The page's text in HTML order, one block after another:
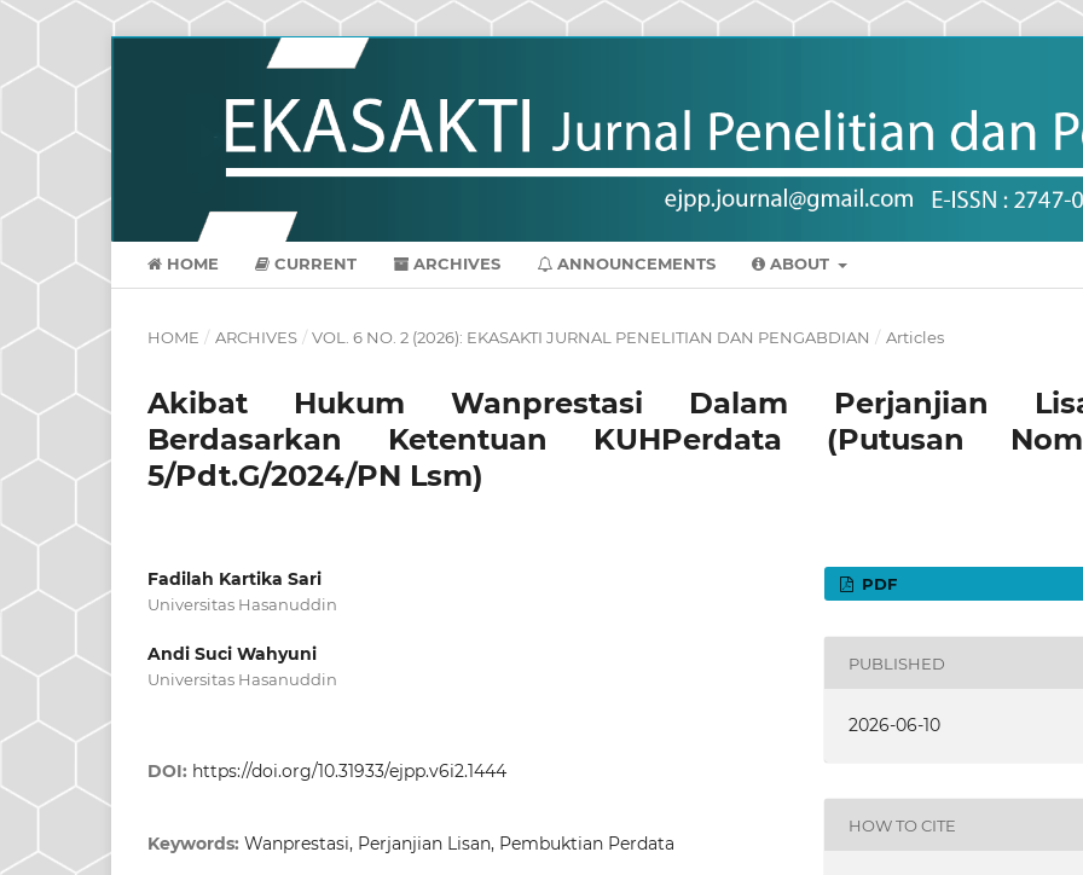
HOME CURRENT ARCHIVES ANNOUNCEMENTS ABOUT
HOME / ARCHIVES / VOL. 6 NO. 2 (2026): EKASAKTI JURNAL PENELITIAN DAN PENGABDIAN / Articles
Akibat Hukum Wanprestasi Dalam Perjanjian
Berdasarkan Ketentuan KUHPerdata (Putusan
5/Pdt.G/2024/PN Lsm)
Fadilah Kartika Sari
Universitas Hasanuddin
Andi Suci Wahyuni
Universitas Hasanuddin
DOI: https://doi.org/10.31933/ejpp.v6i2.1444
Keywords: Wanprestasi, Perjanjian Lisan, Pembuktian Perdata
PDF
PUBLISHED
2026-06-10
HOW TO CITE